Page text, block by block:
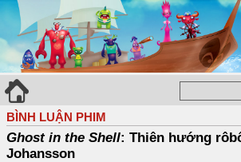
BÌNH LUẬN PHIM
Ghost in the Shell: Thiên hướng
Johansson